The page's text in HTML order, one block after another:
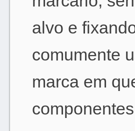
alvo e
comumente
marca em